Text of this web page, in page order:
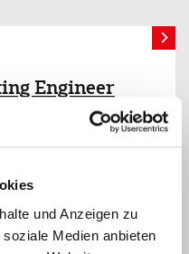
und Anzeigen zu
Medien anbieten
Engineer